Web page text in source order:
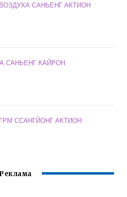
САНЬЕНГ АКТИОН
САНЬЕНГ КАЙРОН
ССАНГЙОНГ АКТИОН
Реклама